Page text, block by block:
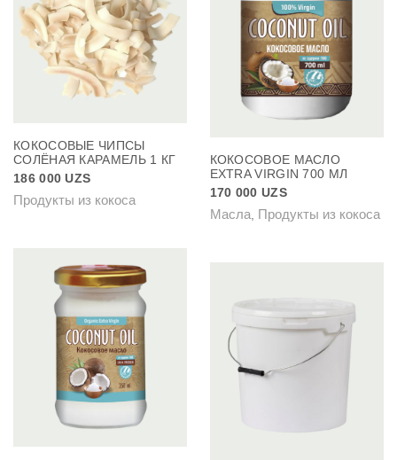
КОКОСОВЫЕ ЧИПСЫ
СОЛЁНАЯ КАРАМЕЛЬ 1 КГ
186 000UZS
Продукты из кокоса
КОКОСОВОЕ МАСЛО
EXTRA VIRGIN 700 МЛ
170 000 UZS
Масла, Продукты из кокоса